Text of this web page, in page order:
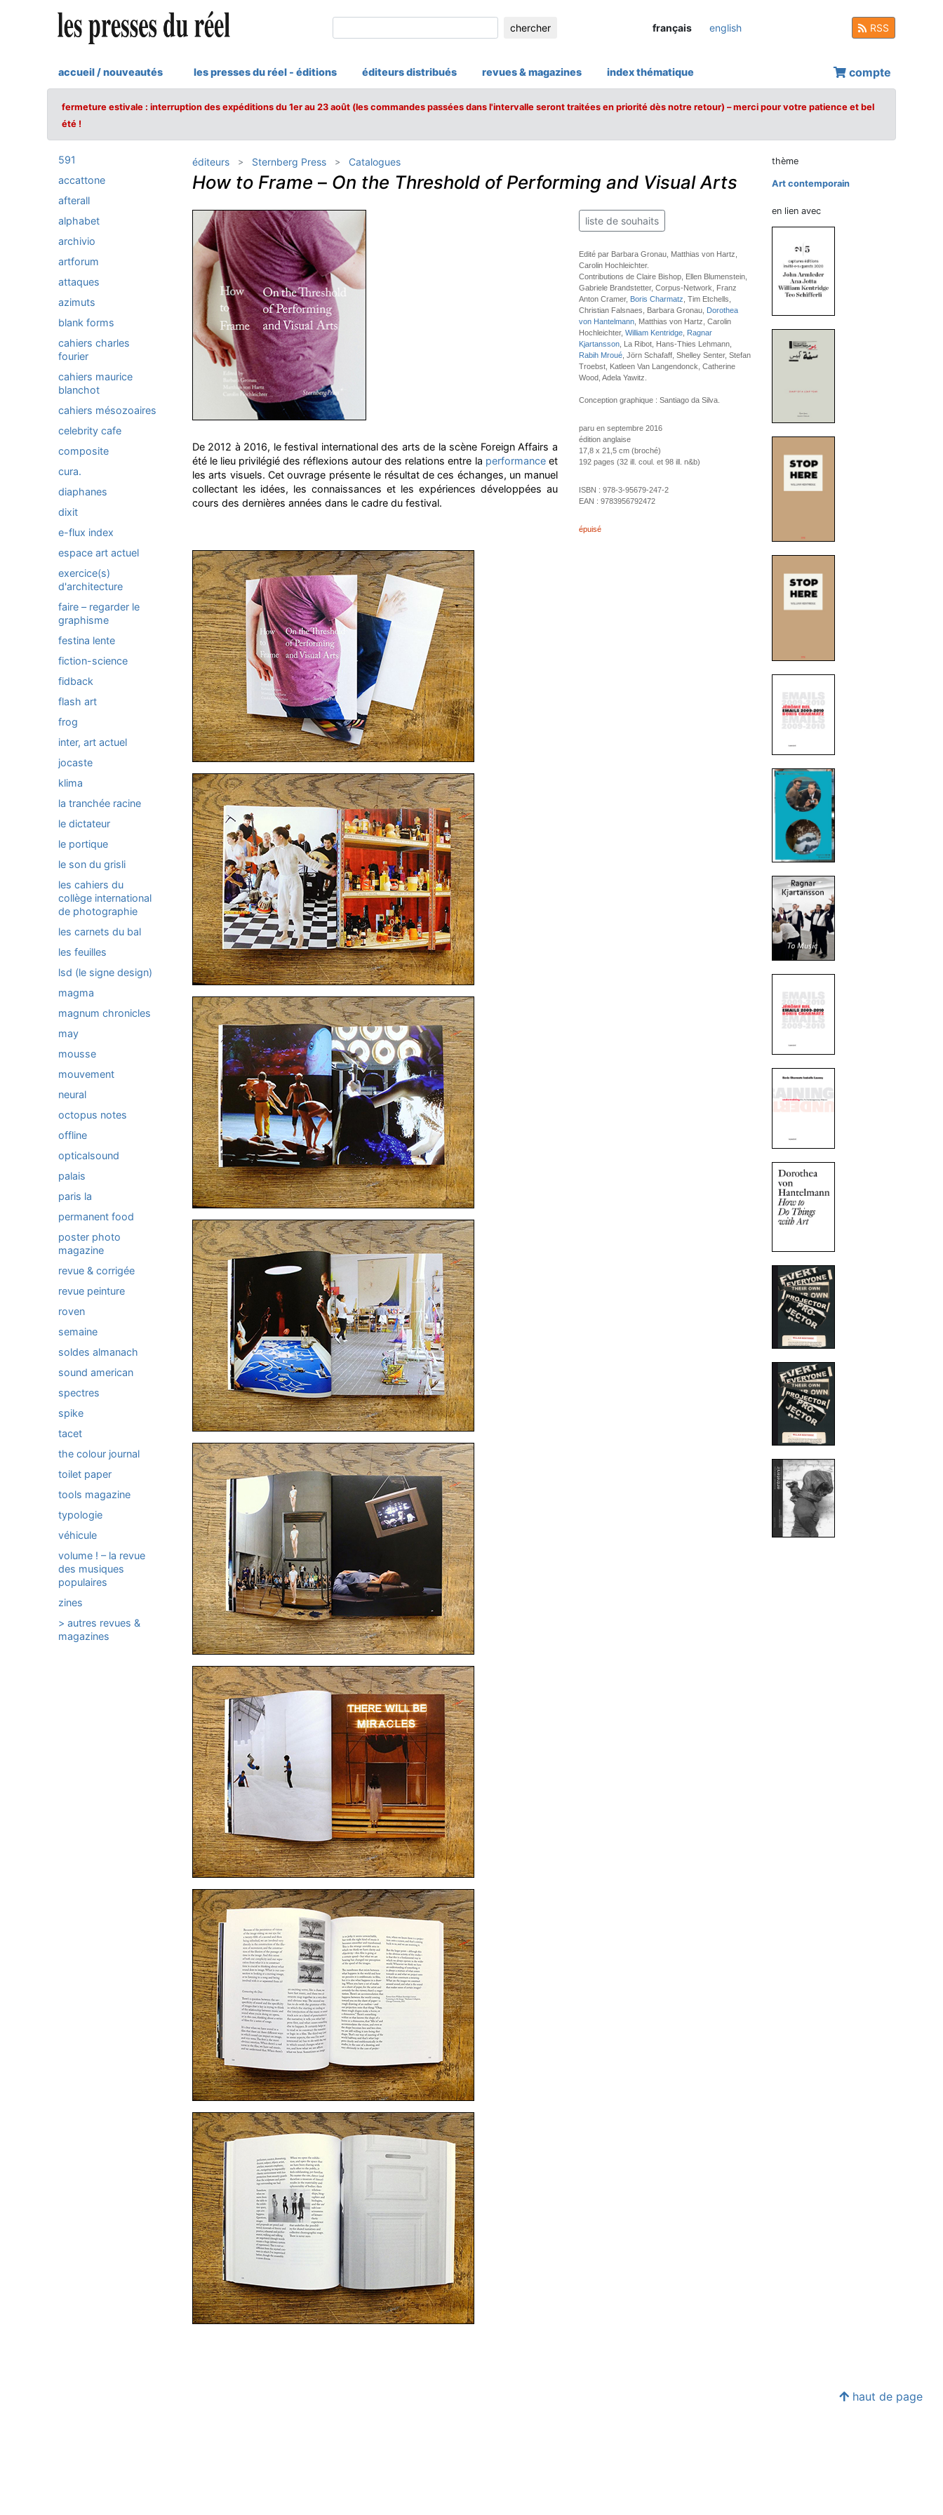
chercher français english RSS
accueil / nouveautés les presses du réel - éditions éditeurs distribués revues & magazines index thématique compte
fermeture estivale : interruption des expéditions du 1er au 23 août (les commandes passées dans l'intervalle seront traitées en priorité dès notre retour) – merci pour votre patience et bel
été !
591
accattone
afterall
alphabet
archivio
artforum
attaques
azimuts
blank forms
cahiers charles
fourier
cahiers maurice
blanchot
cahiers mésozoaires
celebrity cafe
composite
cura.
diaphanes
dixit
e-flux index
espace art actuel
exercice(s)
d'architecture
faire – regarder le
graphisme
festina lente
fiction-science
fidback
flash art
frog
inter, art actuel
jocaste
klima
la tranchée racine
le dictateur
le portique
le son du grisli
les cahiers du
collège international
de photographie
les carnets du bal
les feuilles
lsd (le signe design)
magma
magnum chronicles
may
mousse
mouvement
neural
octopus notes
offline
opticalsound
palais
paris la
permanent food
poster photo
magazine
revue & corrigée
revue peinture
roven
semaine
soldes almanach
sound american
spectres
spike
tacet
the colour journal
toilet paper
tools magazine
typologie
véhicule
volume ! – la revue
des musiques
populaires
zines
> autres revues &
magazines
éditeurs Sternberg Press Catalogues
How to Frame – On the Threshold of Performing and Visual Arts
De 2012 à 2016, le festival international des arts de la scène Foreign Affairs a
été le lieu privilégié des réflexions autour des relations entre la performanceet
les arts visuels. Cet ouvrage présente le résultat de ces échanges, un manuel
collectant les idées, les connaissances et les expériences développées au
cours des dernières années dans le cadre du festival.
liste de souhaits
Edité par Barbara Gronau, Matthias von Hartz,
Carolin Hochleichter.
Contributions de Claire Bishop, Ellen Blumenstein,
Gabriele Brandstetter, Corpus-Network, Franz
Anton Cramer, Boris Charmatz , Tim Etchells,
Christian Falsnaes, Barbara Gronau, Dorothea
von Hantelmann, Matthias von Hartz, Carolin
Hochleichter, William Kentridge, Ragnar
Kjartansson, La Ribot, Hans-Thies Lehmann,
Rabih Mroué, Jörn Schafaff, Shelley Senter, Stefan
Troebst, Katleen Van Langendonck, Catherine
Wood, Adela Yawitz.
Conception graphique : Santiago da Silva.
paru en septembre 2016
édition anglaise
17,8 x 21,5 cm (broché)
192 pages (32 ill. coul. et 98 ill. n&b)
ISBN : 978-3-95679-247-2
EAN : 9783956792472
épuisé
thème
Art contemporain
en lien avec
haut de page